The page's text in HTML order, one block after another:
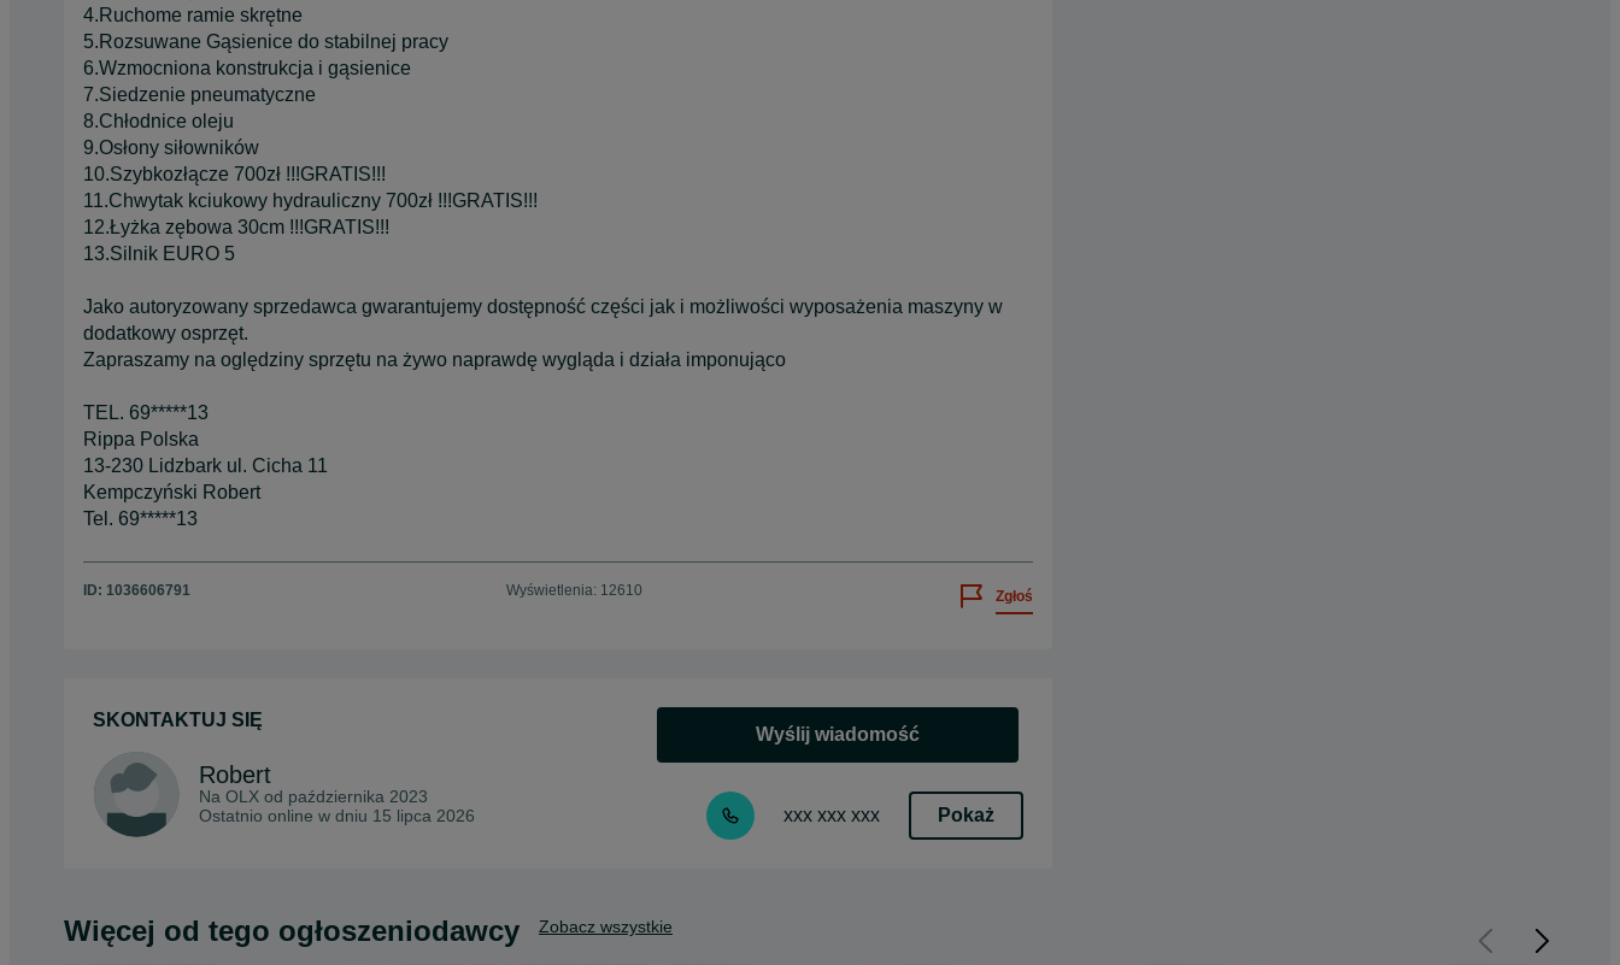
4.Ruchome ramie skrętne
5.Rozsuwane Gąsienice do stabilnej pracy
6.Wzmocniona konstrukcja i gąsienice
7.Siedzenie pneumatyczne
8.Chłodnice oleju
9.Osłony siłowników
10.Szybkozłącze 700zł !!!GRATIS!!!
11.Chwytak kciukowy hydrauliczny 700zł !!!GRATIS!!!
12.Łyżka zębowa 30cm !!!GRATIS!!!
13.Silnik EURO 5
Jako autoryzowany sprzedawca gwarantujemy dostępność części jak i możliwości wyposażenia maszyny w
dodatkowy osprzęt.
Zapraszamy na oględziny sprzętu na żywo naprawdę wygląda i działa imponująco
TEL. 69*****13
Rippa Polska
13-230 Lidzbark ul. Cicha 11
Kempczyński Robert
Tel. 69*****13
ID: 1036606791 Wyświetlenia: 12610 Zgłoś
SKONTAKTUJ SIĘ
Robert
Na OLX od października 2023
Ostatnio online w dniu 15 lipca 2026
Wyślij wiadomość
xxx xxx xxx Pokaż
Więcej od tego ogłoszeniodawcy Zobacz wszystkie